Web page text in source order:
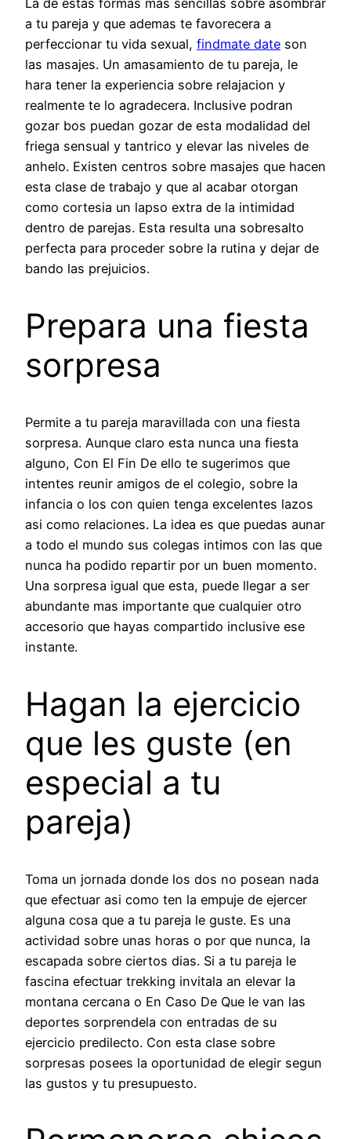
La de estas formas mas sencillas sobre asombrar
a tu pareja y que ademas te favorecera a
perfeccionar tu vida sexual, findmate date son
las masajes. Un amasamiento de tu pareja, le
hara tener la experiencia sobre relajacion y
realmente te lo agradecera. Inclusive podran
gozar bos puedan gozar de esta modalidad del
friega sensual y tantrico y elevar las niveles de
anhelo. Existen centros sobre masajes que hacen
esta clase de trabajo y que al acabar otorgan
como cortesia un lapso extra de la intimidad
dentro de parejas. Esta resulta una sobresalto
perfecta para proceder sobre la rutina y dejar de
bando las prejuicios.
Prepara una fiesta
sorpresa
Permite a tu pareja maravillada con una fiesta
sorpresa. Aunque claro esta nunca una fiesta
alguno, Con El Fin De ello te sugerimos que
intentes reunir amigos de el colegio, sobre la
infancia o los con quien tenga excelentes lazos
asi­ como relaciones. La idea es que puedas aunar
a todo el mundo sus colegas intimos con las que
nunca ha podido repartir por un buen momento.
Una sorpresa igual que esta, puede llegar a ser
abundante mas importante que cualquier otro
accesorio que hayas compartido inclusive ese
instante.
Hagan la ejercicio
que les guste (en
especial a tu
pareja)
Toma un jornada donde los dos no posean nada
que efectuar asi­ como ten la empuje de ejercer
alguna cosa que a tu pareja le guste. Es una
actividad sobre unas horas o por que nunca, la
escapada sobre ciertos dias. Si a tu pareja le
fascina efectuar trekking invitala an elevar la
montana cercana o En Caso De Que le van las
deportes sorprendela con entradas de su
ejercicio predilecto. Con esta clase sobre
sorpresas posees la oportunidad de elegir segun
las gustos y tu presupuesto.